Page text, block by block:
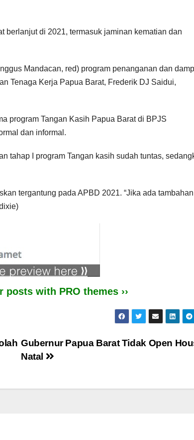
berlanjut di 2021, termasuk jaminan kematian dan
Mandacan, red) program penanganan dan
Tenaga Kerja Papua Barat, Frederik DJ Saidui,
program Tangan Kasih Papua Barat di BPJS
dan informal.
tahap I program Tangan kasih sudah tuntas,
tergantung pada APBD 2021. “Jika ada tambahan
with PRO themes ››
Gubernur Papua Barat Tidak Open
Natal